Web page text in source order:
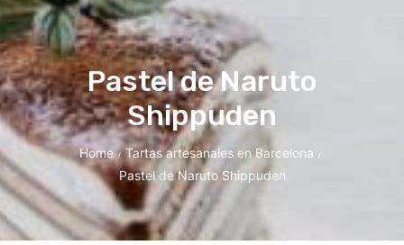
Pastel de Naruto
Shippuden
Home / Tartas artesanales en Barcelona /
Pastel de Naruto Shippuden